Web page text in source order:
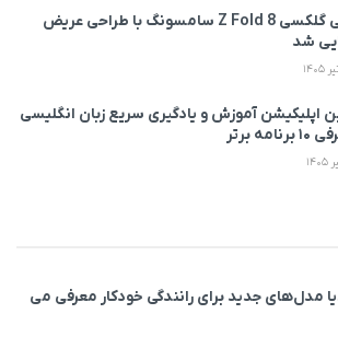
گوشی گلکسی Z Fold 8 سامسونگ با طراحی عریض‌
شد
اپلیکیشن آموزش و یادگیری سریع زبان انگلیسی
برتر
مدل‌های جدید برای رانندگی خودکار معرفی می